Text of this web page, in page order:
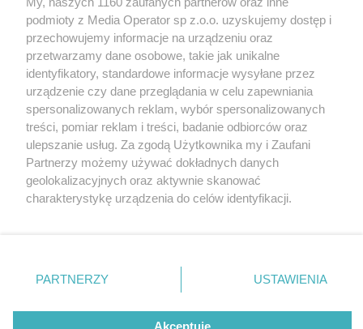
Cieślika
2 / 12
Odsłonięcie pomnika
Gerarda Cieślika
Wydawca mediów lokalnych
Nie zapomnij
zapoznać się z:
polityką prywatności regulamin korzystania z portali
Twojemiasto
Piekary Śląskie
Chorzów
Tarnowskie Góry
Gliwice
Skontakuj sięz nami
Kontakt
Wydawca
Redakcja
podmioty z Media Operator sp z.o.o. uzyskujemy dostęp i
przechowujemy informacje na urządzeniu oraz
przetwarzamy dane osobowe, takie jak unikalne
identyfikatory, standardowe informacje wysyłane przez
urządzenie czy dane przeglądania w celu zapewniania
spersonalizowanych reklam, wybór spersonalizowanych
treści, pomiar reklam i treści, badanie odbiorców oraz
ulepszanie usług. Za zgodą Użytkownika my i Zaufani
Partnerzy możemy używać dokładnych danych
geolokalizacyjnych oraz aktywnie skanować
charakterystykę urządzenia do celów identyfikacji.
zmienić/wycofać klikając przycisk ustawień prywatności
znajdujący się w lewym dolnym rogu strony
rodzaje przetwarzania danych nie wymagają zgody
użytkownika, ale masz prawo sprzeciwić się takiemu
PARTNERZY USTAWIENIA
Akceptuję